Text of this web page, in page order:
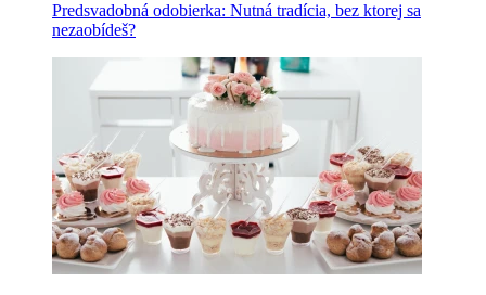
Predsvadobná odobierka: Nutná tradícia, bez ktorej sa
nezaobídeš?